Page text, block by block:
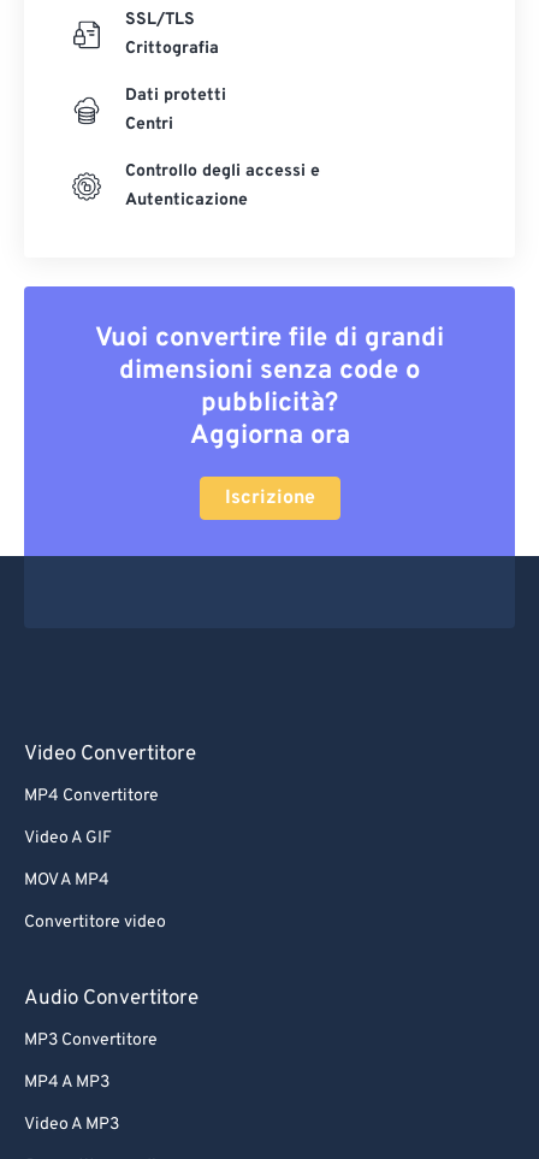
SSL/TLS
Crittografia
Dati protetti
Centri
Controllo degli accessi e
Autenticazione
Vuoi convertire file di grandi
dimensioni senza code o
pubblicità?
Aggiorna ora
Iscrizione
Video Convertitore
MP4 Convertitore
Video A GIF
MOV A MP4
Convertitore video
Audio Convertitore
MP3 Convertitore
MP4 A MP3
Video A MP3